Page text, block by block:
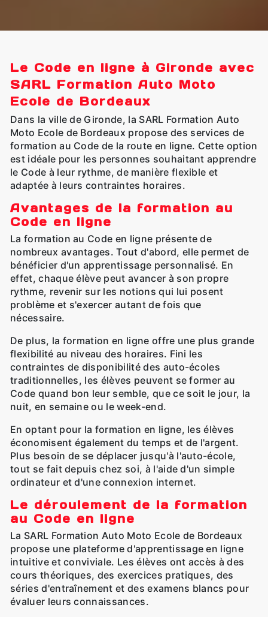
Le Code en ligne à Gironde avec
SARL Formation Auto Moto
Ecole de Bordeaux
Dans la ville de Gironde, la SARL Formation Auto
Moto Ecole de Bordeaux propose des services de
formation au Code de la route en ligne. Cette option
est idéale pour les personnes souhaitant apprendre
le Code à leur rythme, de manière flexible et
adaptée à leurs contraintes horaires.
Avantages de la formation au
Code en ligne
La formation au Code en ligne présente de
nombreux avantages. Tout d'abord, elle permet de
bénéficier d'un apprentissage personnalisé. En
effet, chaque élève peut avancer à son propre
rythme, revenir sur les notions qui lui posent
problème et s'exercer autant de fois que
nécessaire.
De plus, la formation en ligne offre une plus grande
flexibilité au niveau des horaires. Fini les
contraintes de disponibilité des auto-écoles
traditionnelles, les élèves peuvent se former au
Code quand bon leur semble, que ce soit le jour, la
nuit, en semaine ou le week-end.
En optant pour la formation en ligne, les élèves
économisent également du temps et de l'argent.
Plus besoin de se déplacer jusqu'à l'auto-école,
tout se fait depuis chez soi, à l'aide d'un simple
ordinateur et d'une connexion internet.
Le déroulement de la formation
au Code en ligne
La SARL Formation Auto Moto Ecole de Bordeaux
propose une plateforme d'apprentissage en ligne
intuitive et conviviale. Les élèves ont accès à des
cours théoriques, des exercices pratiques, des
séries d'entraînement et des examens blancs pour
évaluer leurs connaissances.